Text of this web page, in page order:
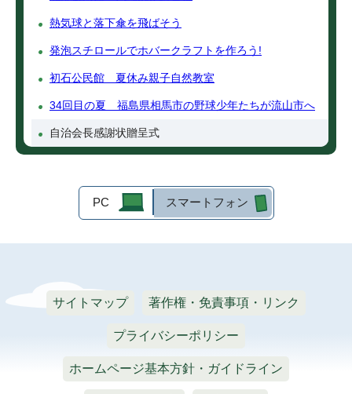
熱気球と落下傘を飛ばそう
発泡スチロールでホバークラフトを作ろう!
初石公民館 夏休み親子自然教室
34回目の夏 福島県相馬市の野球少年たちが流山市へ
自治会長感謝状贈呈式
PC スマートフォン
サイトマップ 著作権・免責事項・リンク
プライバシーポリシー
ホームページ基本方針・ガイドライン